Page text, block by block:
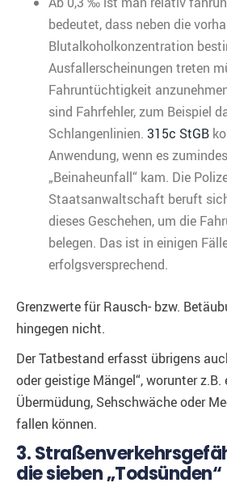
bedeutet, dass neben die
Blutalkoholkonzentration
Ausfallerscheinungen treten
Fahruntüchtigkeit
sind Fahrfehler, zum Beispiel
Schlangenlinien. 315c StGB
Anwendung, wenn es
„Beinaheunfall“ kam. Die
Staatsanwaltschaft beruft
dieses Geschehen, um die
belegen. Das ist in einigen
erfolgsversprechend.
Grenzwerte für Rausch- bzw.
hingegen nicht.
Der Tatbestand erfasst übrigens
oder geistige Mängel“, worunter z.B.
Übermüdung, Sehschwäche oder
fallen können.
3.
die sieben „Todsünden“